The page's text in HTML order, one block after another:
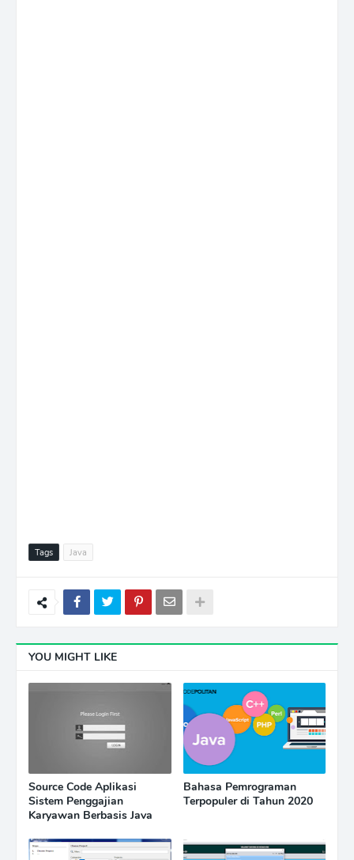
Tags Java
YOU MIGHT LIKE
Source Code Aplikasi
Sistem Penggajian
Karyawan Berbasis Java
Bahasa Pemrograman
Terpopuler di Tahun 2020